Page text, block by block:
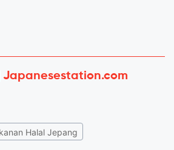
Japanesestation.com
Halal Jepang